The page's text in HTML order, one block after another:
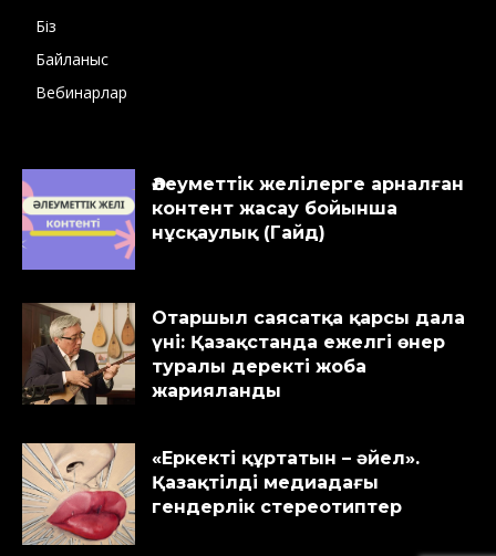
Біз
Байланыс
Вебинарлар
Әлеуметтік желілерге арналған
контент жасау бойынша
нұсқаулық (Гайд)
Отаршыл саясатқа қарсы дала
үні: Қазақстанда ежелгі өнер
туралы деректі жоба
жарияланды
«Еркекті құртатын – әйел».
Қазақтілді медиадағы
гендерлік стереотиптер